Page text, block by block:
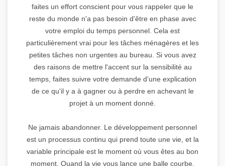
faites un effort conscient pour vous rappeler que le
reste du monde n'a pas besoin d'être en phase avec
votre emploi du temps personnel. Cela est
particulièrement vrai pour les tâches ménagères et les
petites tâches non urgentes au bureau. Si vous avez
des raisons de mettre l'accent sur la sensibilité au
temps, faites suivre votre demande d'une explication
de ce qu'il y a à gagner ou à perdre en achevant le
projet à un moment donné.
Ne jamais abandonner. Le développement personnel
est un processus continu qui prend toute une vie, et la
variable principale est le moment où vous êtes au bon
moment. Quand la vie vous lance une balle courbe,